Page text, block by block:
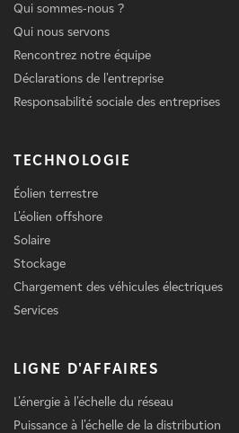
Qui sommes-nous ?
Qui nous servons
Rencontrez notre équipe
Déclarations de l'entreprise
Responsabilité sociale des entreprises
TECHNOLOGIE
Éolien terrestre
L'éolien offshore
Solaire
Stockage
Chargement des véhicules électriques
Services
LIGNE D'AFFAIRES
L'énergie à l'échelle du réseau
Puissance à l'échelle de la distribution